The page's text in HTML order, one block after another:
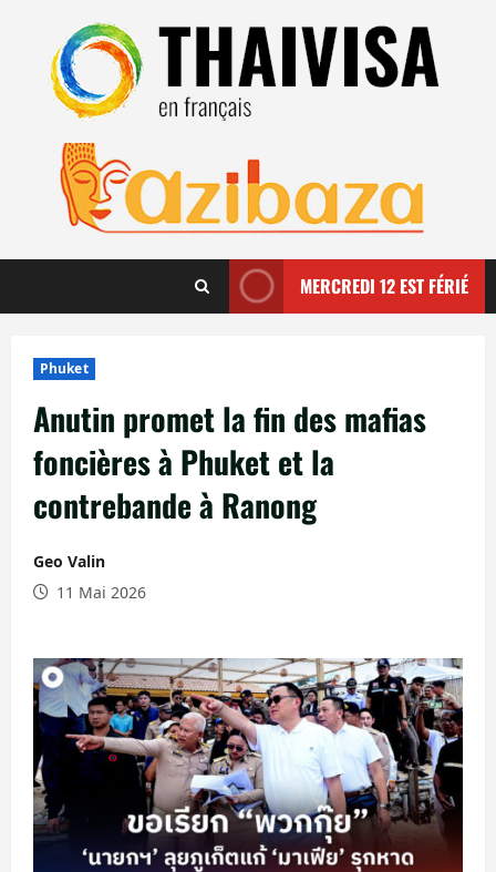
contenu
MERCREDI 12 EST FÉRIÉ
Phuket
Anutin promet la fin des mafias
foncières à Phuket et la
contrebande à Ranong
Geo Valin
11 Mai 2026